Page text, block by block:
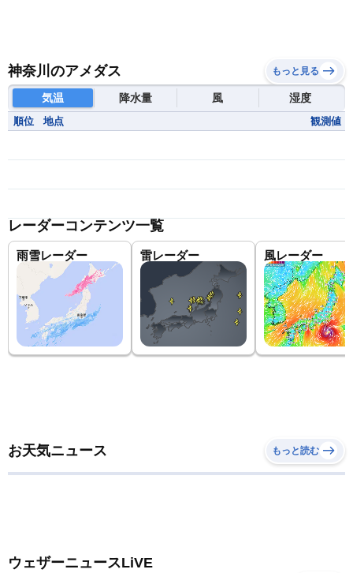
神奈川のアメダス もっと見る
気温 降水量 風 湿度
順位 地点 観測値
レーダーコンテンツ一覧
雨雪レーダー 雷レーダー 風レーダー
お天気ニュース もっと読む
ウェザーニュースLiVE